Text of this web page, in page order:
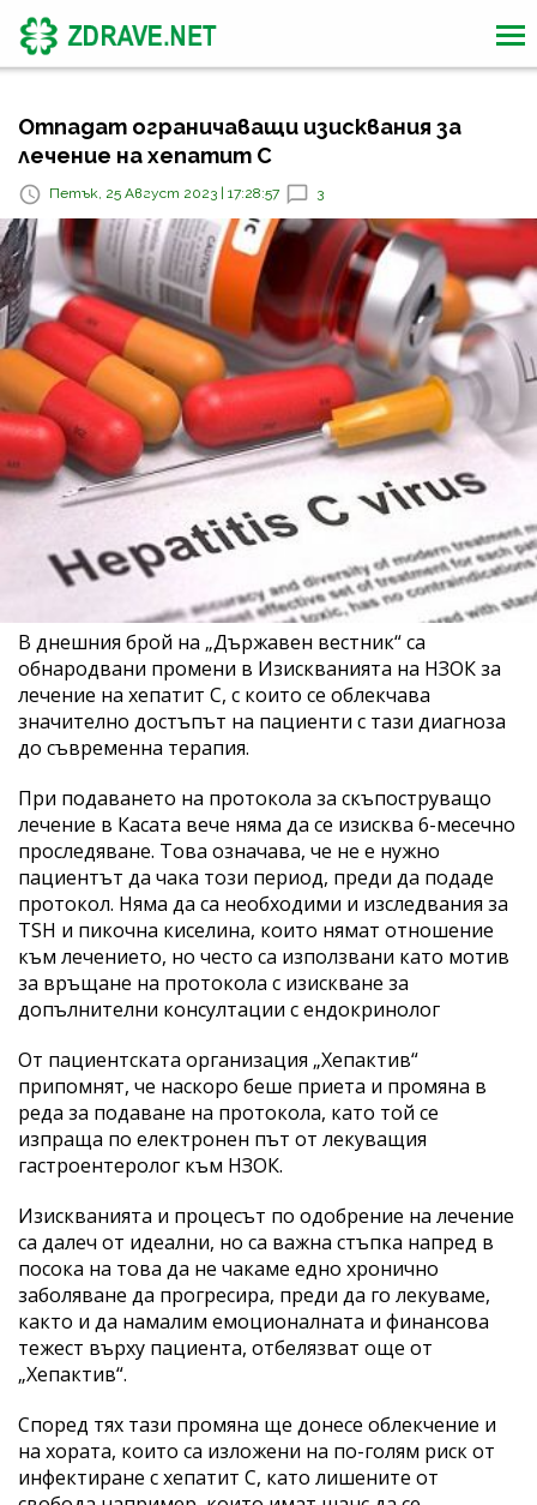
Отпадат ограничаващи изисквания за
лечение на хепатит C
Петък, 25 Август 2023 | 17:28:57 3
В днешния брой на „Държавен вестник“ са
обнародвани промени в Изискванията на НЗОК за
лечение на хепатит C, с които се облекчава
значително достъпът на пациенти с тази диагноза
до съвременна терапия.
При подаването на протокола за скъпоструващо
лечение в Касата вече няма да се изисква 6-месечно
проследяване. Това означава, че не е нужно
пациентът да чака този период, преди да подаде
протокол. Няма да са необходими и изследвания за
TSH и пикочна киселина, които нямат отношение
към лечението, но често са използвани като мотив
за връщане на протокола с изискване за
допълнителни консултации с ендокринолог
От пациентската организация „Хепактив“
припомнят, че наскоро беше приета и промяна в
реда за подаване на протокола, като той се
изпраща по електронен път от лекуващия
гастроентеролог към НЗОК.
Изискванията и процесът по одобрение на лечение
са далеч от идеални, но са важна стъпка напред в
посока на това да не чакаме едно хронично
заболяване да прогресира, преди да го лекуваме,
както и да намалим емоционалната и финансова
тежест върху пациента, отбелязват още от
„Хепактив“.
Според тях тази промяна ще донесе облекчение и
на хората, които са изложени на по-голям риск от
инфектиране с хепатит С, като лишените от